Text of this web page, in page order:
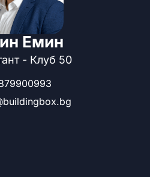
Емин
- Клуб 50